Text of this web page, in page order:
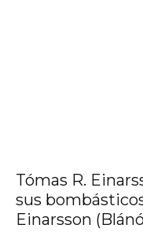
Tómas R.
sus
Einarsson